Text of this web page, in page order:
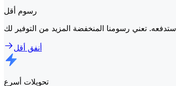
رسوم أقل
أنفق أقل
تحويلات أسرع